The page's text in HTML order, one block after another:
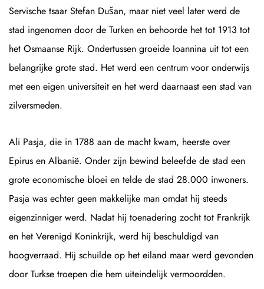
Servische tsaar Stefan Dušan, maar niet veel later werd de
stad ingenomen door de Turken en behoorde het tot 1913 tot
het Osmaanse Rijk. Ondertussen groeide Ioannina uit tot een
belangrijke grote stad. Het werd een centrum voor onderwijs
met een eigen universiteit en het werd daarnaast een stad van
zilversmeden.
Ali Pasja, die in 1788 aan de macht kwam, heerste over
Epirus en Albanië. Onder zijn bewind beleefde de stad een
grote economische bloei en telde de stad 28.000 inwoners.
Pasja was echter geen makkelijke man omdat hij steeds
eigenzinniger werd. Nadat hij toenadering zocht tot Frankrijk
en het Verenigd Koninkrijk, werd hij beschuldigd van
hoogverraad. Hij schuilde op het eiland maar werd gevonden
door Turkse troepen die hem uiteindelijk vermoordden.